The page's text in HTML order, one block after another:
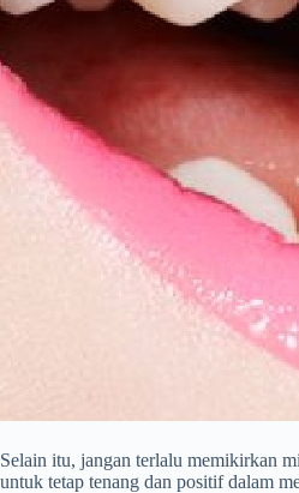
Selain itu, jangan terlalu memikirkan
untuk tetap tenang dan positif dalam